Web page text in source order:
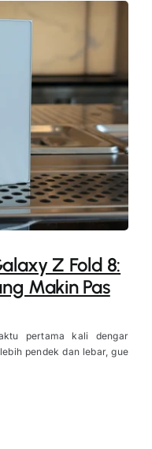
Z Fold 8:
Makin Pas
pertama kali dengar
pendek dan lebar, gue